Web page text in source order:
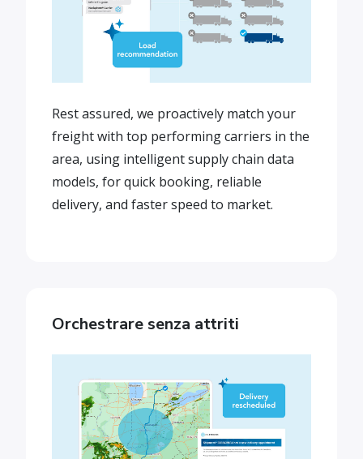
Rest assured, we proactively match your
freight with top performing carriers in the
area, using intelligent supply chain data
models, for quick booking, reliable
delivery, and faster speed to market.
Orchestrare senza attriti